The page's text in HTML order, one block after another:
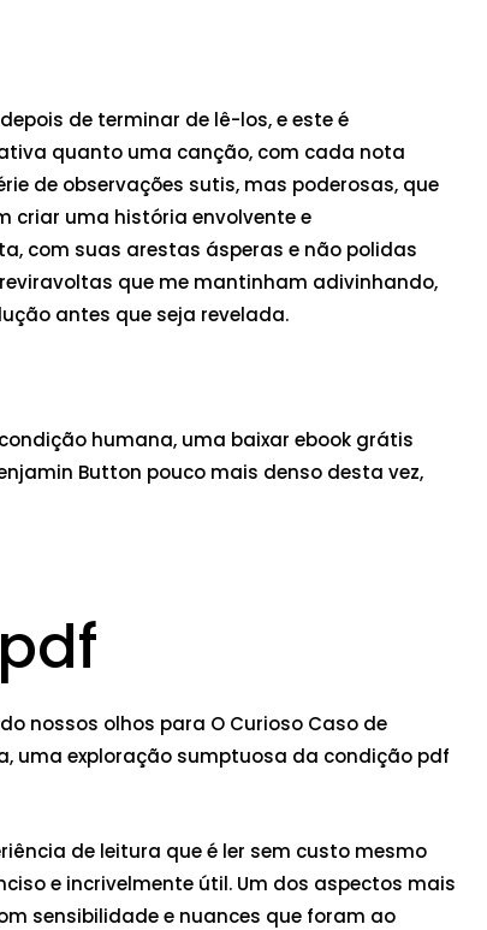
de terminar de lê-los, e este é
quanto uma canção, com cada nota
de observações sutis, mas poderosas, que
criar uma história envolvente e
com suas arestas ásperas e não polidas
que me mantinham adivinhando,
antes que seja revelada.
humana, uma baixar ebook grátis
Button pouco mais denso desta vez,
nossos olhos para O Curioso Caso de
uma exploração sumptuosa da condição pdf
de leitura que é ler sem custo mesmo
e incrivelmente útil. Um dos aspectos mais
sensibilidade e nuances que foram ao